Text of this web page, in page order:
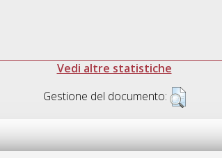
Vedi altre statistiche
Gestione del documento: